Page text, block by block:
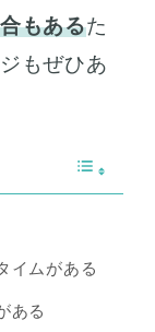
もあるた
もぜひあ
イムがある
ある